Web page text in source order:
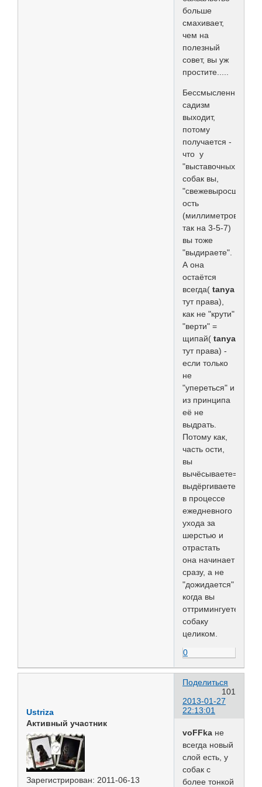
больше
смахивает,
чем на
полезный
совет, вы уж
простите.....
Бессмысленный
садизм
выходит,
потому
получается -
что у
"выставочных
собак вы,
"свежевыросшую"
ость
(миллиметров
так на 3-5-7)
вы тоже
"выдираете".
А она
остаётся
всегда( tanya
тут права),
как не "крути"
"верти" =
щипай( tanya
тут права) -
если только
не
"упереться" и
из принципа
её не
выдрать.
Потому как,
часть ости,
вы
вычёсываете=
выдёргиваете
в процессе
ежедневного
ухода за
шерстью и
отрастать
она начинает
сразу, а не
"дожидается"
когда вы
оттримингуете
собаку
целиком.
0
Поделиться
101
2013-01-27
22:13:01
Ustriza
Активный участник
Зарегистрирован: 2011-06-13
voFFka не
всегда новый
слой есть, у
собак с
более тонкой